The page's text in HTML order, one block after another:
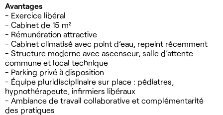
Avantages
- Exercice libéral
- Cabinet de 15 m²
- Rémunération attractive
- Cabinet climatisé avec point d’eau, repeint récemment
- Structure moderne avec ascenseur, salle d’attente
commune et local technique
- Parking privé à disposition
- Équipe pluridisciplinaire sur place : pédiatres,
hypnothérapeute, infirmiers libéraux
- Ambiance de travail collaborative et complémentarité
des pratiques